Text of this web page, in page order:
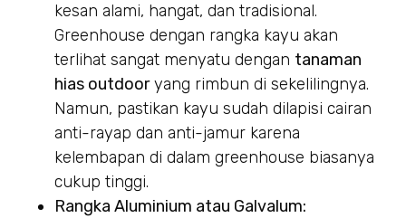
kesan alami, hangat, dan tradisional.
Greenhouse dengan rangka kayu akan
terlihat sangat menyatu dengan tanaman
hias outdooryang rimbun di sekelilingnya.
Namun, pastikan kayu sudah dilapisi cairan
anti-rayap dan anti-jamur karena
kelembapan di dalam greenhouse biasanya
cukup tinggi.
Rangka Aluminium atau Galvalum: